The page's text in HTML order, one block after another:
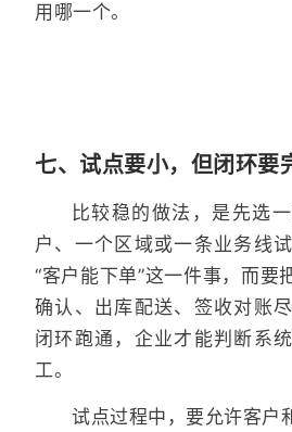
用哪一个。
七、试点要小，但闭环要
比较稳的做法，是先选
户、一个区域或一条业务线
“客户能下单”这一件事，而要
确认、出库配送、签收对账
闭环跑通，企业才能判断系
工。
试点过程中，要允许客户